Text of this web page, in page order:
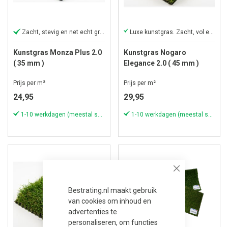
Close
Bestrating.nl maakt gebruik
van cookies om inhoud en
advertenties te
personaliseren, om functies
Zacht, stevig en net echt gras
Kunstgras Monza Plus 2.0
( 35 mm )
Prijs per m²
24,95
1-10 werkdagen (meestal sneller)
Luxe kunstgras. Zacht, vol en onderhoudsvrij
Kunstgras Nogaro
Elegance 2.0 ( 45 mm )
Prijs per m²
29,95
1-10 werkdagen (meestal sneller)